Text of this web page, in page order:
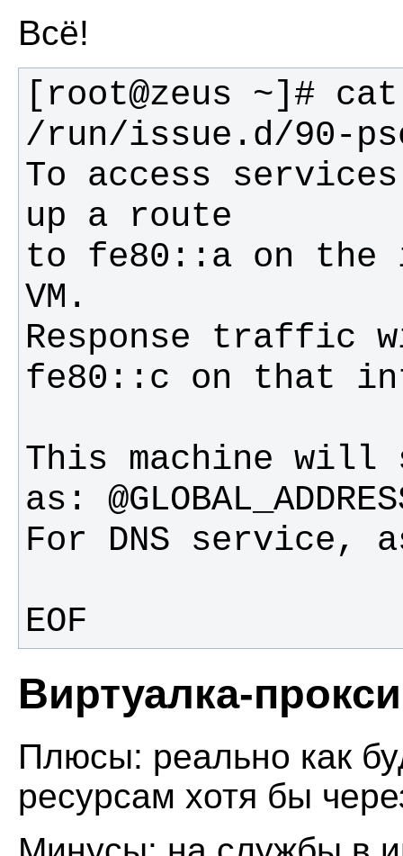
Всё!
[root@zeus ~]# cat
To access
to fe80::a on the
Response traffic
This machine will
EOF
Виртуалка-прокси
Плюсы: реально как
ресурсам хотя бы